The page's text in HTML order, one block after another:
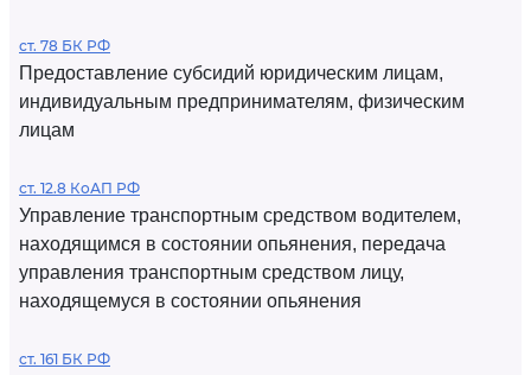
ст. 78 БК РФ
Предоставление субсидий юридическим лицам,
индивидуальным предпринимателям, физическим
лицам
ст. 12.8 КоАП РФ
Управление транспортным средством водителем,
находящимся в состоянии опьянения, передача
управления транспортным средством лицу,
находящемуся в состоянии опьянения
ст. 161 БК РФ